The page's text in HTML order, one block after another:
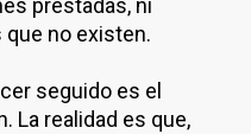
prestadas, ni
no existen.
seguido es el
La realidad es que,